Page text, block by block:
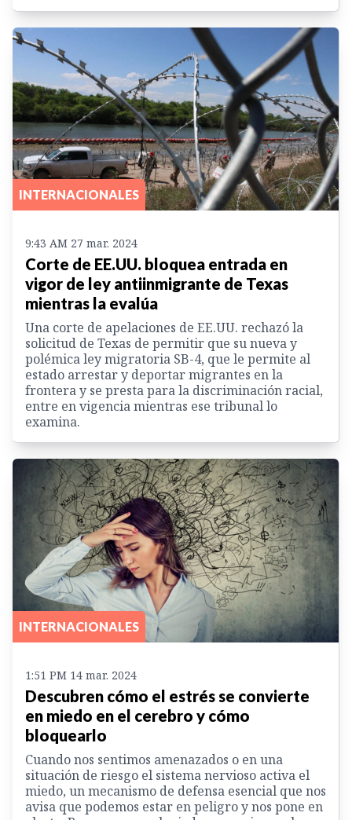
INTERNACIONALES
9:43 AM 27 mar. 2024
Corte de EE.UU. bloquea entrada en
vigor de ley antiinmigrante de Texas
mientras la evalúa
Una corte de apelaciones de EE.UU. rechazó la
solicitud de Texas de permitir que su nueva y
polémica ley migratoria SB-4, que le permite al
estado arrestar y deportar migrantes en la
frontera y se presta para la discriminación racial,
entre en vigencia mientras ese tribunal lo
examina.
INTERNACIONALES
1:51 PM 14 mar. 2024
Descubren cómo el estrés se convierte
en miedo en el cerebro y cómo
bloquearlo
Cuando nos sentimos amenazados o en una
situación de riesgo el sistema nervioso activa el
miedo, un mecanismo de defensa esencial que nos
avisa que podemos estar en peligro y nos pone en